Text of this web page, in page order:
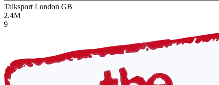
Talksport London GB
2.4M
9